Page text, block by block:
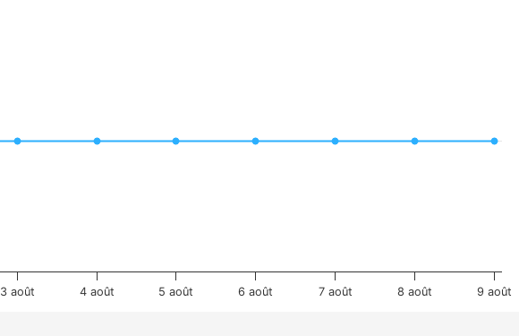
3 août 4 août 5 août 6 août 7 août 8 août 9 août